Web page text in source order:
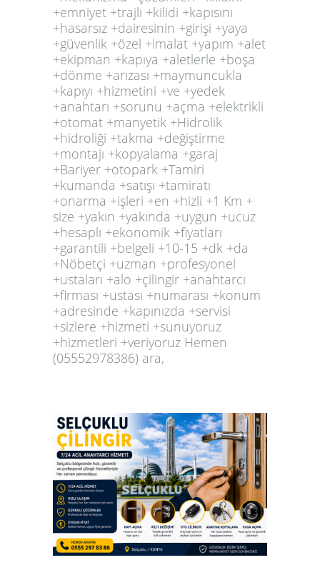
+emniyet +trajlı +kilidi +kapısını
+hasarsız +dairesinin +girişi +yaya
+güvenlik +özel +imalat +yapım +alet
+ekipman +kapıya +aletlerle +boşa
+dönme +arızası +maymuncukla
+kapıyı +hizmetini +ve +yedek
+anahtarı +sorunu +açma +elektrikli
+otomat +manyetik +Hidrolik
+hidroliği +takma +değiştirme
+montajı +kopyalama +garaj
+Bariyer +otopark +Tamiri
+kumanda +satışı +tamiratı
+onarma +işleri +en +hizli +1 Km +
size +yakın +yakında +uygun +ucuz
+hesaplı +ekonomik +fiyatları
+garantili +belgeli +10-15 +dk +da
+Nöbetçi +uzman +profesyonel
+ustaları +alo +çilingir +anahtarcı
+firması +ustası +numarası +konum
+adresinde +kapınızda +servisi
+sizlere +hizmeti +sunuyoruz
+hizmetleri +veriyoruz Hemen
(05552978386) ara,